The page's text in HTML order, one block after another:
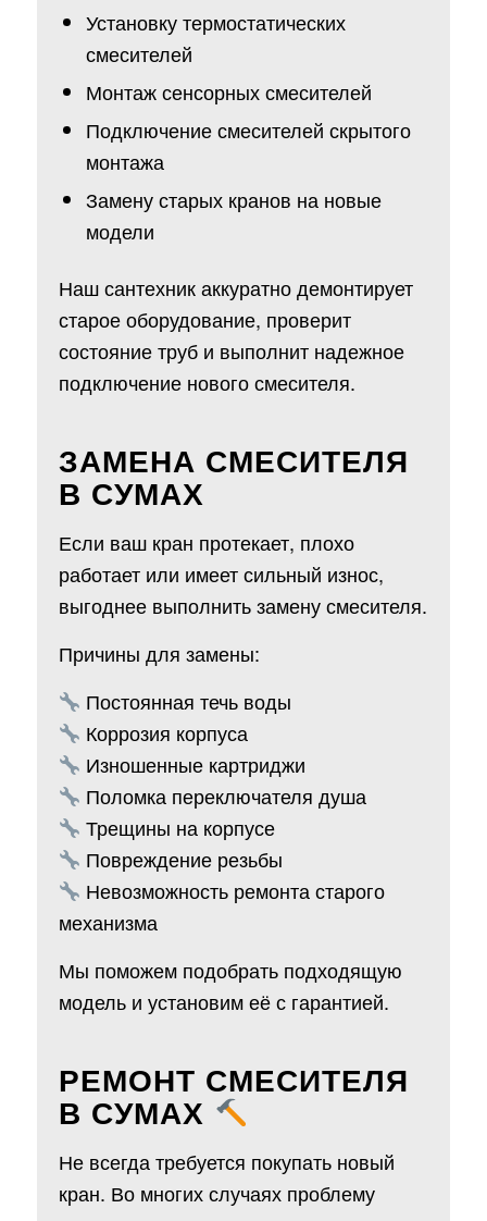
Установку термостатических
смесителей
Монтаж сенсорных смесителей
Подключение смесителей скрытого
монтажа
Замену старых кранов на новые
модели
Наш сантехник аккуратно демонтирует
старое оборудование, проверит
состояние труб и выполнит надежное
подключение нового смесителя.
ЗАМЕНА СМЕСИТЕЛЯ
В СУМАХ
Если ваш кран протекает, плохо
работает или имеет сильный износ,
выгоднее выполнить замену смесителя.
Причины для замены:
Постоянная течь воды
Коррозия корпуса
Изношенные картриджи
Поломка переключателя душа
Трещины на корпусе
Повреждение резьбы
Невозможность ремонта старого
механизма
Мы поможем подобрать подходящую
модель и установим её с гарантией.
РЕМОНТ СМЕСИТЕЛЯ
В СУМАХ
Не всегда требуется покупать новый
кран. Во многих случаях проблему